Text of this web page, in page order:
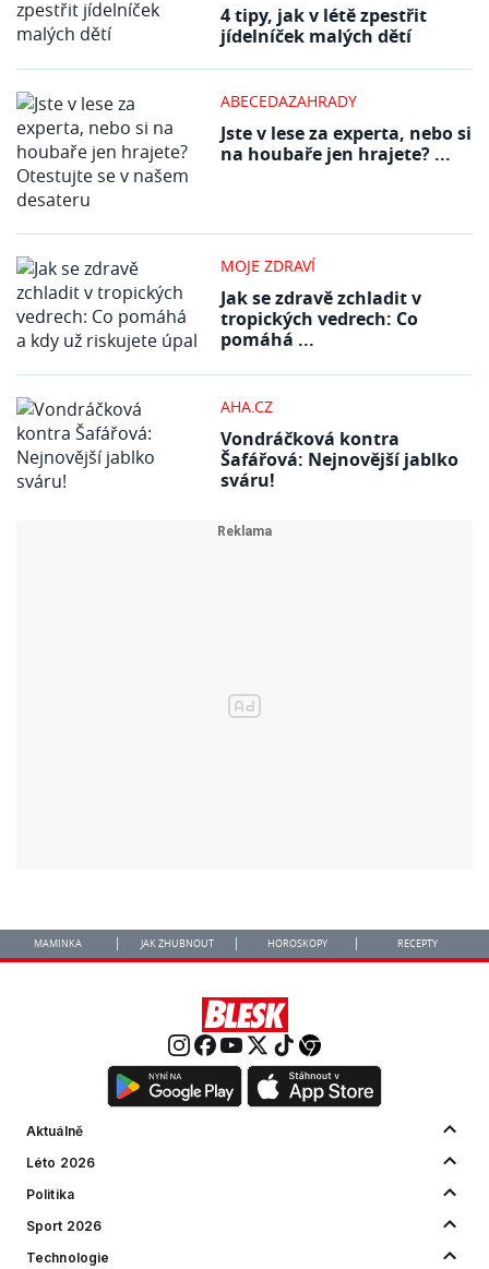
4 tipy, jak v létě zpestřit
jídelníček malých dětí
ABECEDAZAHRADY
Jste v lese za experta, nebo si
na houbaře jen hrajete? ...
MOJE ZDRAVÍ
Jak se zdravě zchladit v
tropických vedrech: Co
pomáhá ...
AHA.CZ
Vondráčková kontra
Šafářová: Nejnovější jablko
sváru!
MAMINKA JAK ZHUBNOUT HOROSKOPY RECEPTY
Aktuálně
Léto 2026
Politika
Sport 2026
Technologie